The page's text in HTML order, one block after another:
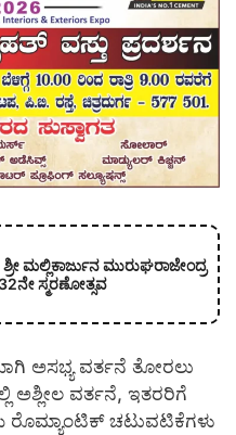
ಮಲ್ಲಿಕಾರ್ಜುನ ಮುರುಘರಾಜೇಂದ್ರ
ಸ್ಮರಣೋತ್ಸವ
ಅಸಭ್ಯ ವರ್ತನೆ ತೋರಲು
ಅಶ್ಲೀಲ ವರ್ತನೆ, ಇತರರಿಗೆ
ಚಟುವಟಿಕೆಗಳು